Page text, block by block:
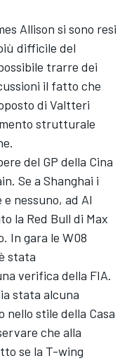
Allison si sono resi
difficile del
trarre dei
il fatto che
di Valtteri
strutturale
del GP della Cina
Se a Shanghai i
nessuno, ad Al
la Red Bull di Max
In gara le W08
stata
verifica della FIA.
stata alcuna
stile della Casa
che alla
se la T-wing